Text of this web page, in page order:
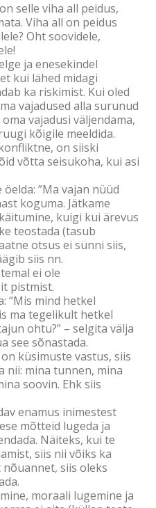
selle viha all peidus,
Viha all on peidus
Oht soovidele,
ja enesekindel
kui lähed midagi
ka riskimist. Kui oled
vajadused alla surunud
vajadusi väljendama,
kõigile meeldida.
on siiski
võtta seisukoha, kui asi
”Ma vajan nüüd
koguma. Jätkame
kuigi kui ärevus
teostada (tasub
otsus ei sünni siis,
siis nn.
ei ole
pistmist.
“Mis mind hetkel
ma tegelikult hetkel
ohtu?” – selgita välja
see sõnastada.
küsimuste vastus, siis
nii: mina tunnen, mina
soovin. Ehk siis
enamus inimestest
mõtteid lugeda ja
Näiteks, kui te
siis nii võiks ka
siis oleks
moraali lugemine ja